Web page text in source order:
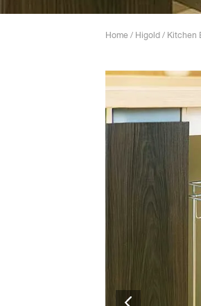
Hardware & Fitting
Architectural Hardware
Surfacing and Flooring Material
Home/Higold/Kitchen